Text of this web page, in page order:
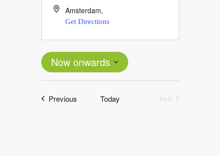
Amsterdam,
Get Directions
Now onwards
Select
PreviousEvents Today
Next